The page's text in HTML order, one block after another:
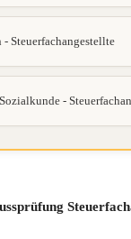
Steuerfachangestellte
-